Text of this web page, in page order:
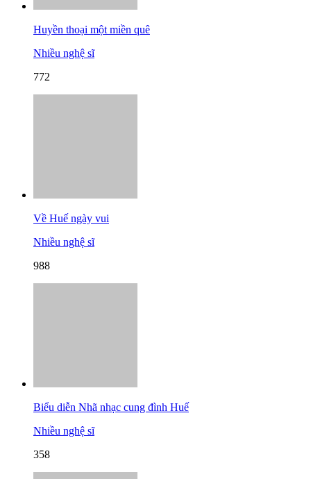
Huyền thoại một miền quê
Nhiều nghệ sĩ
772
Về Huế ngày vui
Nhiều nghệ sĩ
988
Biểu diễn Nhã nhạc cung đình Huế
Nhiều nghệ sĩ
358